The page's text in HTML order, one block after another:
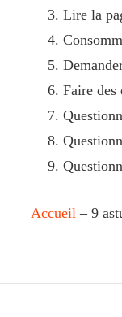
Lire la
Faire des
Accueil – 9